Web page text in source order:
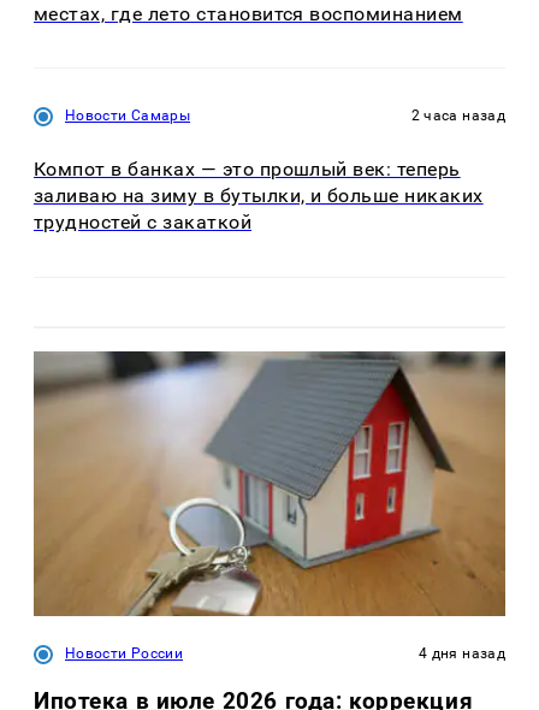
местах, где лето становится воспоминанием
Новости Самары 2 часа назад
Компот в банках — это прошлый век: теперь
заливаю на зиму в бутылки, и больше никаких
трудностей с закаткой
Новости России 4 дня назад
Ипотека в июле 2026 года: коррекция